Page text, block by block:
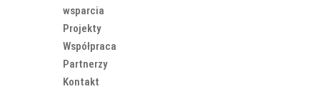
wsparcia
Projekty
Współpraca
Partnerzy
Kontakt